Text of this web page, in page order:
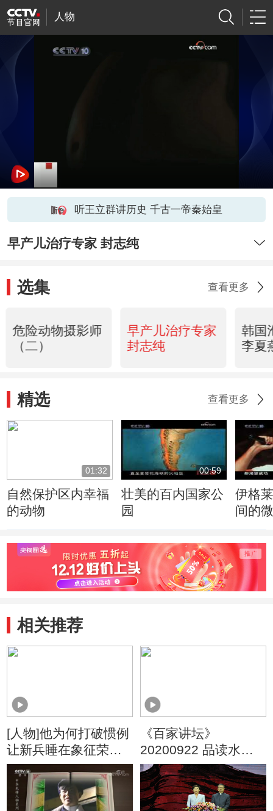
人物
听王立群讲历史 千古一帝秦始皇
早产儿治疗专家 封志纯
选集 查看更多
危险动物摄影师
（二）
早产儿治疗专家
封志纯
韩国
李夏
精选 查看更多
01:32
自然保护区内幸福
的动物
00:59
壮美的百内国家公
园
伊格
间的
相关推荐
[人物]他为何打破惯例
让新兵睡在象征荣誉
的黄继光上铺？
《百家讲坛》
20200922 品读水浒
人物 19 格局的力量